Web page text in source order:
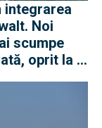
integrarea
Noi
scumpe
oprit la 3